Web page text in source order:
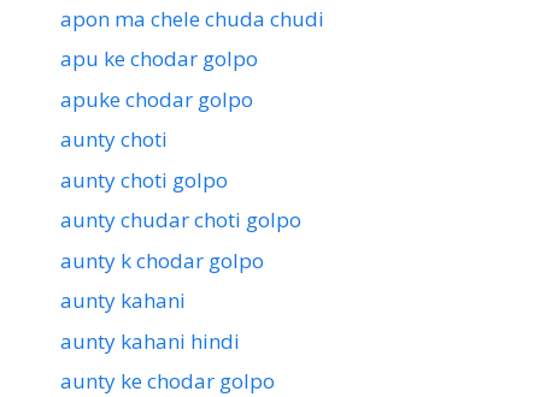
apon ma chele chuda chudi
apu ke chodar golpo
apuke chodar golpo
aunty choti
aunty choti golpo
aunty chudar choti golpo
aunty k chodar golpo
aunty kahani
aunty kahani hindi
aunty ke chodar golpo